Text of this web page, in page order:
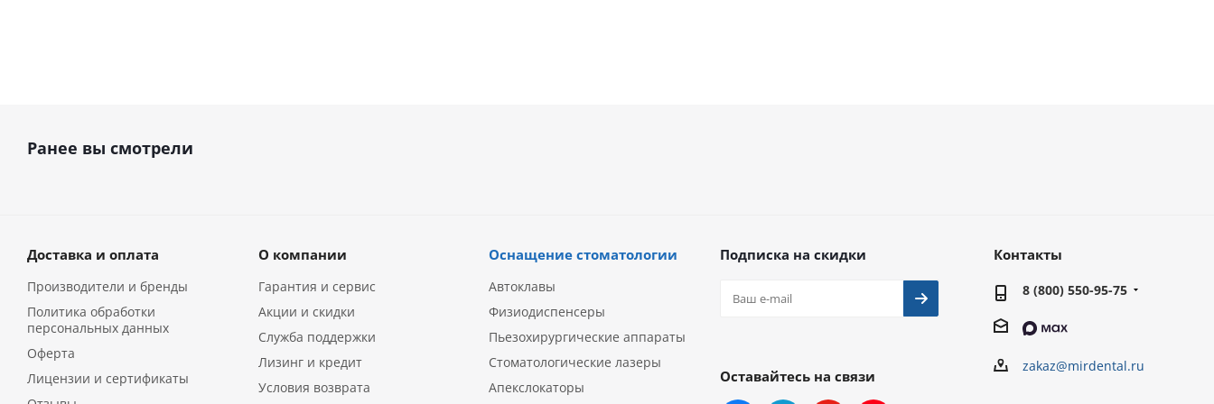
Ранее вы смотрели
Доставка и оплата
Производители и бренды
Политика обработки
персональных данных
Оферта
Лицензии и сертификаты
О компании
Гарантия и сервис
Акции и скидки
Служба поддержки
Лизинг и кредит
Условия возврата
Оснащение стоматологии
Автоклавы
Физиодиспенсеры
Пьезохирургические аппараты
Стоматологические лазеры
Апекслокаторы
Подписка на скидки
Оставайтесь на связи
Контакты
8 (800) 550-95-75
zakaz@mirdental.ru